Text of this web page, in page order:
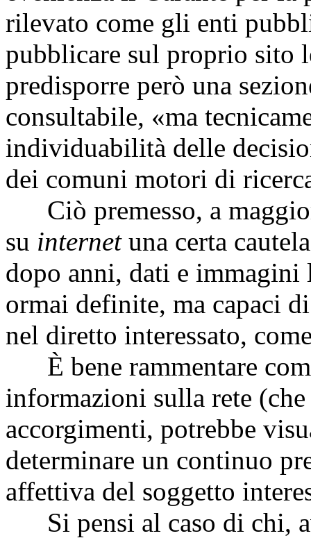
rilevato come gli enti
pubblicare sul proprio sito
predisporre però una
consultabile, «ma
individuabilità delle
dei comuni motori di
Ciò premesso, a maggior
su internet una certa
dopo anni, dati e
ormai definite, ma capaci
nel diretto interessato,
È bene rammentare
informazioni sulla rete
accorgimenti, potrebbe
determinare un continuo
affettiva del soggetto
Si pensi al caso di chi,